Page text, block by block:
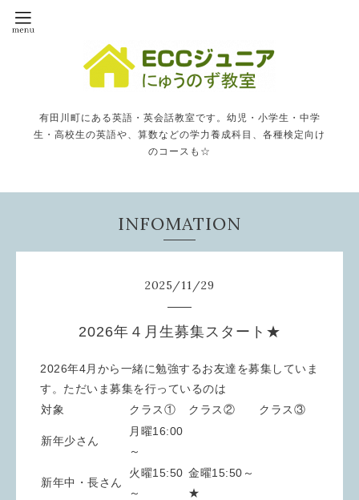
有田川町にある英語・英会話教室です。幼児・小学生・中学
生・高校生の英語や、算数などの学力養成科目、各種検定向け
のコースも☆
INFOMATION
2025/11/29
2026年４月生募集スタート★
2026年4月から一緒に勉強するお友達を募集していま
す。ただいま募集を行っているのは
対象
クラス① クラス② クラス③
新年少さん
月曜16:00
～
新年中・長さん
火曜15:50
～
金曜15:50～
★